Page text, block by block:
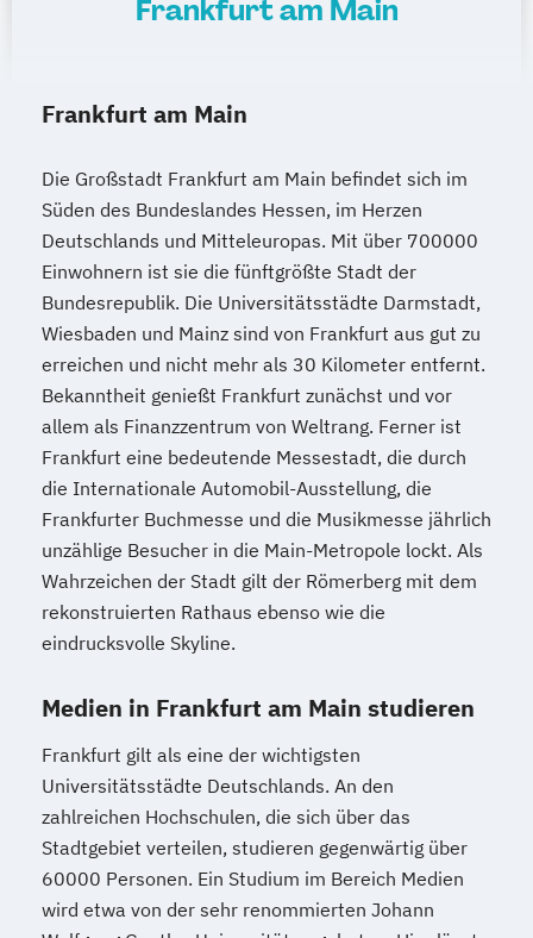
Frankfurt am Main
Frankfurt am Main
Die Großstadt Frankfurt am Main befindet sich im
Süden des Bundeslandes Hessen, im Herzen
Deutschlands und Mitteleuropas. Mit über 700000
Einwohnern ist sie die fünftgrößte Stadt der
Bundesrepublik. Die Universitätsstädte Darmstadt,
Wiesbaden und Mainz sind von Frankfurt aus gut zu
erreichen und nicht mehr als 30 Kilometer entfernt.
Bekanntheit genießt Frankfurt zunächst und vor
allem als Finanzzentrum von Weltrang. Ferner ist
Frankfurt eine bedeutende Messestadt, die durch
die Internationale Automobil-Ausstellung, die
Frankfurter Buchmesse und die Musikmesse jährlich
unzählige Besucher in die Main-Metropole lockt. Als
Wahrzeichen der Stadt gilt der Römerberg mit dem
rekonstruierten Rathaus ebenso wie die
eindrucksvolle Skyline.
Medien in Frankfurt am Main studieren
Frankfurt gilt als eine der wichtigsten
Universitätsstädte Deutschlands. An den
zahlreichen Hochschulen, die sich über das
Stadtgebiet verteilen, studieren gegenwärtig über
60000 Personen. Ein Studium im Bereich Medien
wird etwa von der sehr renommierten Johann